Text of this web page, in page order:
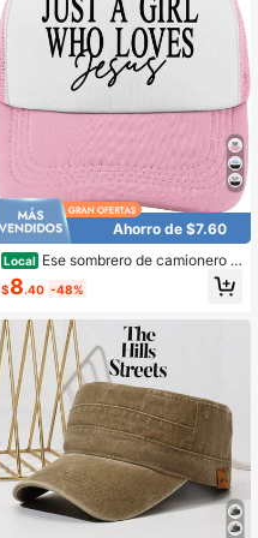
Ahorro de $7.60
Local Ese sombrero de camionero d
e trabajo de hombre parece un gorr
o de correr para la novia
$8.40 -48%